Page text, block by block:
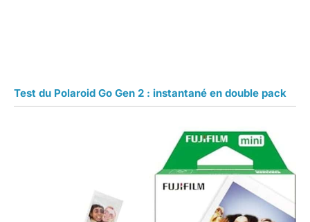
Test du Polaroid Go Gen 2 : instantané en double pack